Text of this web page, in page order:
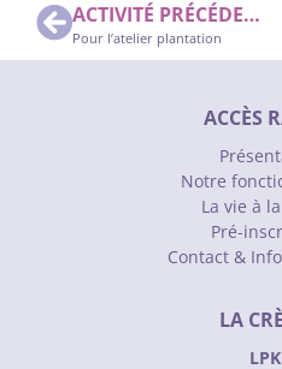
ACTIVITÉ PRÉCÉDENTE
Pour l’atelier plantation
ACCÈS
Notre
La vie à
Pré-
Contact &
LA